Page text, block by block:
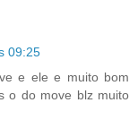
09:25
e ele e muito bom
o do move blz muito